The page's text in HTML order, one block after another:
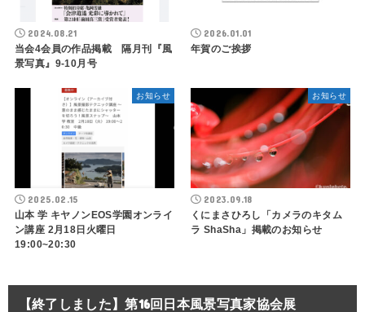
2024.08.21
当会4会員の作品掲載 隔月刊『風
景写真』9-10月号
2026.01.01
年賀のご挨拶
お知らせ
2025.02.15
山本 学 キヤノンEOS学園オンライ
ン講座 2月18日火曜日
19:00~20:30
お知らせ
2023.09.18
くにまさひろし「カメラのキタム
ラ ShaSha」掲載のお知らせ
【終了しました】第16回日本風景写真家協会展